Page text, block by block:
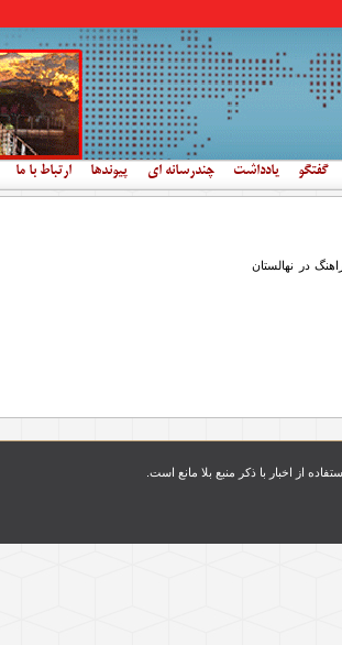
گفتگو یادداشت چندرسانه ای پیوندها ارتباط با ما
در نهالستان
از اخبار با ذکر منبع بلا مانع است.